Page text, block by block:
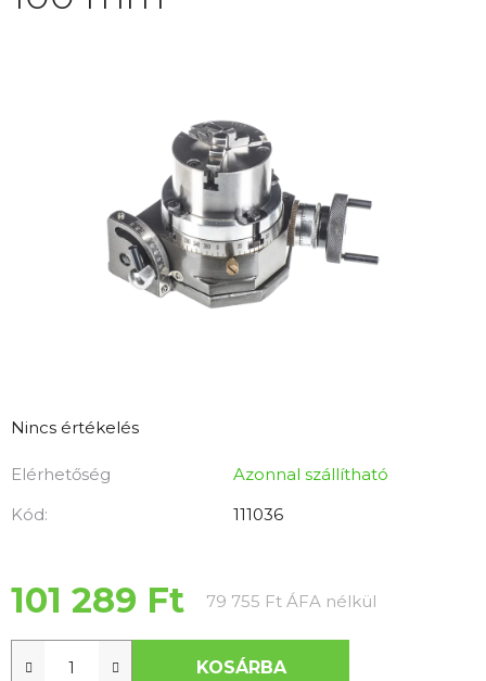
A
átlagos
értékelése
0,0
csillag.
Nincs értékelés
Elérhetőség
Azonnal szállítható
Kód:
111036
101 289 Ft 79 755 Ft ÁFA nélkül
KOSÁRBA